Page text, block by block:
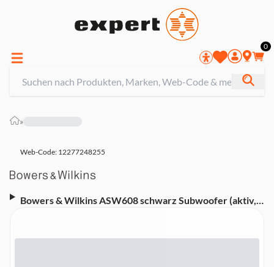
0
»
Web-Code: 12277248255
Bowers & Wilkins ASW608 schwarz Subwoofer (aktiv,